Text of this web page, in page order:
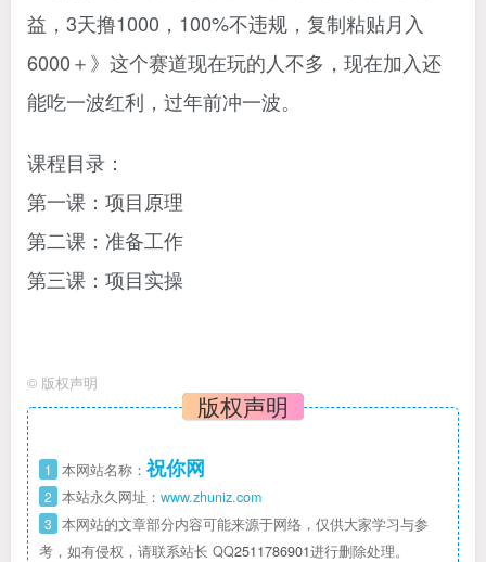
益，3天撸1000，100%不违规，复制粘贴月入
6000＋》这个赛道现在玩的人不多，现在加入还
能吃一波红利，过年前冲一波。
课程目录：
第一课：项目原理
第二课：准备工作
第三课：项目实操
© 版权声明
版权声明
1 本网站名称： 祝你网
2 本站永久网址： www.zhuniz.com
3 本网站的文章部分内容可能来源于网络，仅供大家学习与参
考，如有侵权，请联系站长 QQ2511786901进行删除处理。